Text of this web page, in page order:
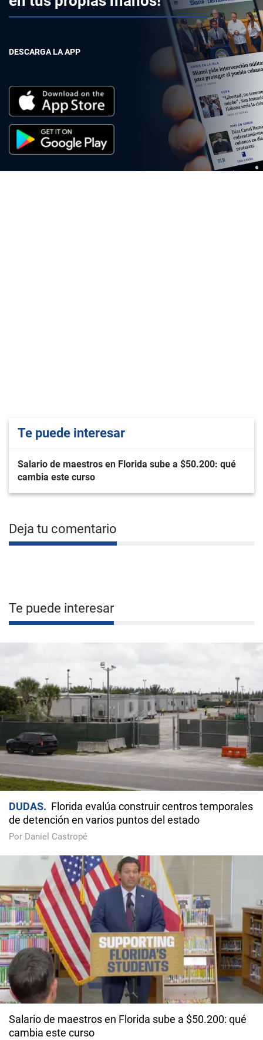
DESCARGA LA APP
Te puede interesar
Salario de maestros en Florida sube a $50.200: qué
cambia este curso
Deja tu comentario
Te puede interesar
DUDAS
Florida evalúa construir centros temporales
de detención en varios puntos del estado
Por Daniel Castropé
Salario de maestros en Florida sube a $50.200: qué
cambia este curso